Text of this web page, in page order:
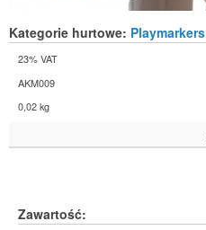
Kategorie hurtowe: Playmarkers
23% VAT
AKM009
0,02 kg
Zawartość: